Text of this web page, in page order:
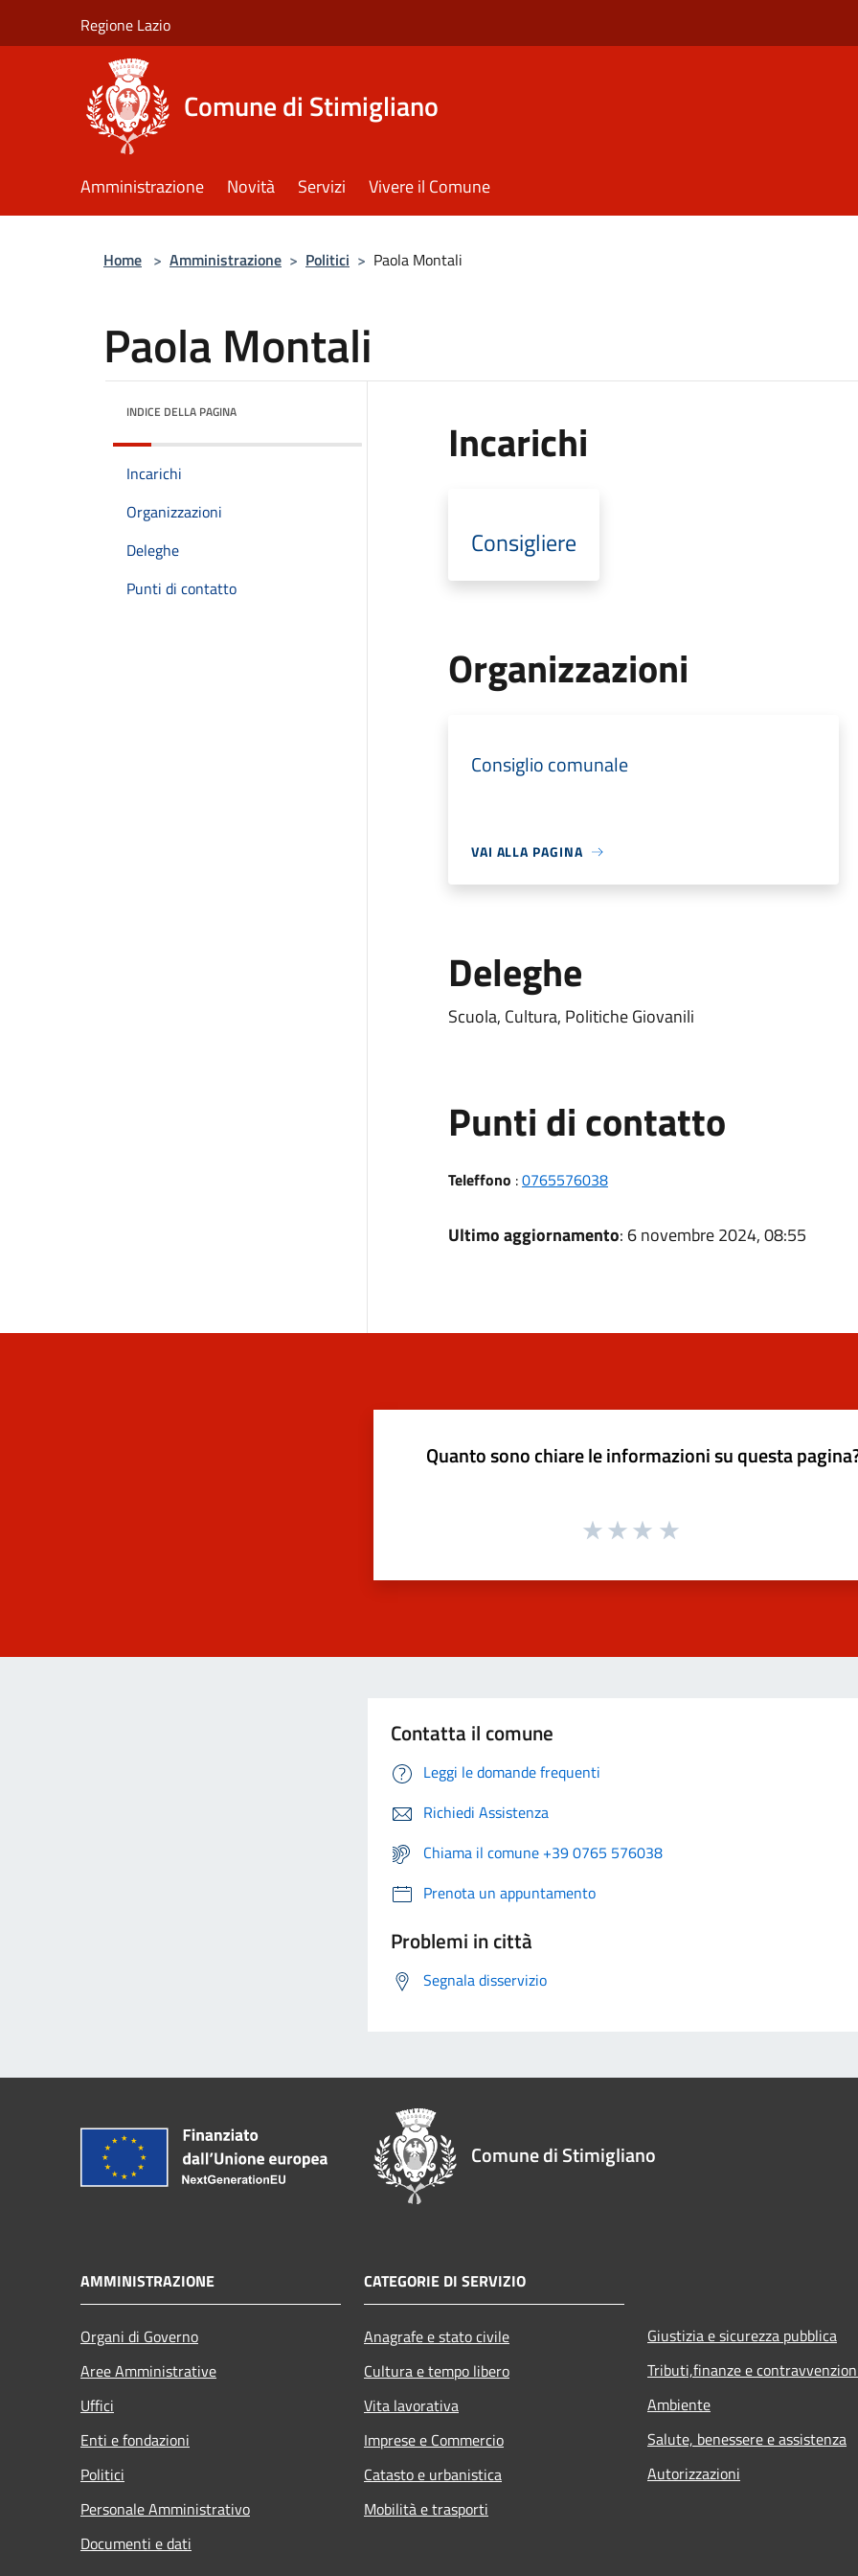
Regione Lazio
Comune di Stimigliano
Amministrazione Novità Servizi Vivere il Comune
Home > Amministrazione > Politici > Paola Montali
Paola Montali
INDICE DELLA PAGINA
Incarichi
Organizzazioni
Deleghe
Punti di contatto
Incarichi
Consigliere
Organizzazioni
Consiglio comunale
VAI ALLA PAGINA
Deleghe
Scuola, Cultura, Politiche Giovanili
Punti di contatto
Teleffono :0765576038
Ultimo aggiornamento: 6 novembre 2024, 08:55
Quanto sono chiare le informazioni su questa
Contatta il comune
Leggi le domande frequenti
Richiedi Assistenza
Chiama il comune +39 0765 576038
Prenota un appuntamento
Problemi in città
Segnala disservizio
Comune di Stimigliano
AMMINISTRAZIONE
Organi di Governo
Aree Amministrative
Uffici
Enti e fondazioni
Politici
Personale Amministrativo
Documenti e dati
CATEGORIE DI SERVIZIO
Anagrafe e stato civile
Cultura e tempo libero
Vita lavorativa
Imprese e Commercio
Catasto e urbanistica
Mobilità e trasporti
Giustizia e sicurezza pubblica
Tributi,finanze e
Ambiente
Salute, benessere e assistenza
Autorizzazioni